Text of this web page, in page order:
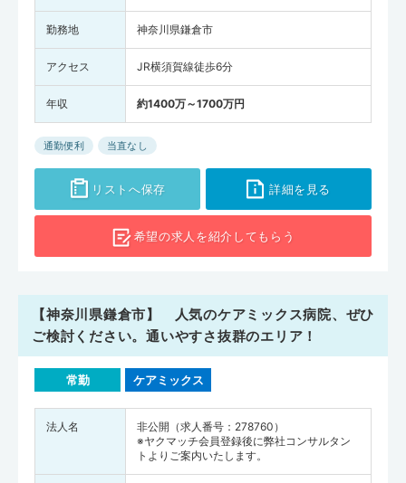
勤務地 神奈川県鎌倉市
アクセス JR横須賀線徒歩6分
年収 約1400万～1700万円
通勤便利 当直なし
リストへ保存 詳細を見る
希望の求人を紹介してもらう
【神奈川県鎌倉市】 人気のケアミックス病院、ぜひ
ご検討ください。通いやすさ抜群のエリア！
常勤 ケアミックス
法人名
非公開（求人番号：278760）
※ヤクマッチ会員登録後に弊社コンサルタン
トよりご案内いたします。